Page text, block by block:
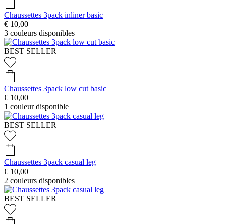
Chaussettes 3pack inliner basic
€ 10,00
3 couleurs disponibles
BEST SELLER
Chaussettes 3pack low cut basic
€ 10,00
1 couleur disponible
BEST SELLER
Chaussettes 3pack casual leg
€ 10,00
2 couleurs disponibles
BEST SELLER